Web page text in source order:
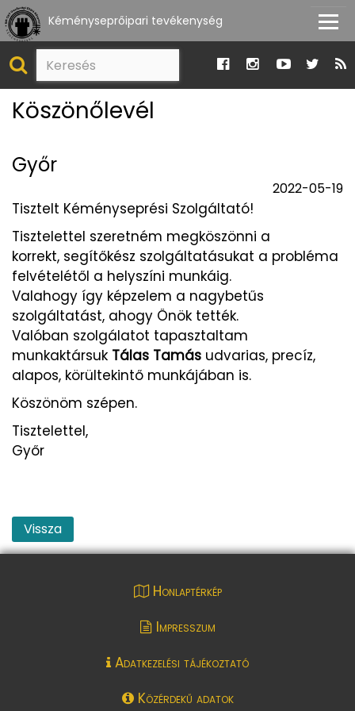
Kéményseprőipari tevékenység
Köszönőlevél
Győr
2022-05-19
Tisztelt Kéményseprési Szolgáltató!
Tisztelettel szeretném megköszönni a
korrekt, segítőkész szolgáltatásukat a probléma
felvételétől a helyszíni munkáig.
Valahogy így képzelem a nagybetűs
szolgáltatást, ahogy Önök tették.
Valóban szolgálatot tapasztaltam
munkaktársuk Tálas Tamás udvarias, precíz,
alapos, körültekintő munkájában is.
Köszönöm szépen.
Tisztelettel,
Győr
Vissza
Honlaptérkép
Impresszum
Adatkezelési tájékoztató
Közérdekű adatok